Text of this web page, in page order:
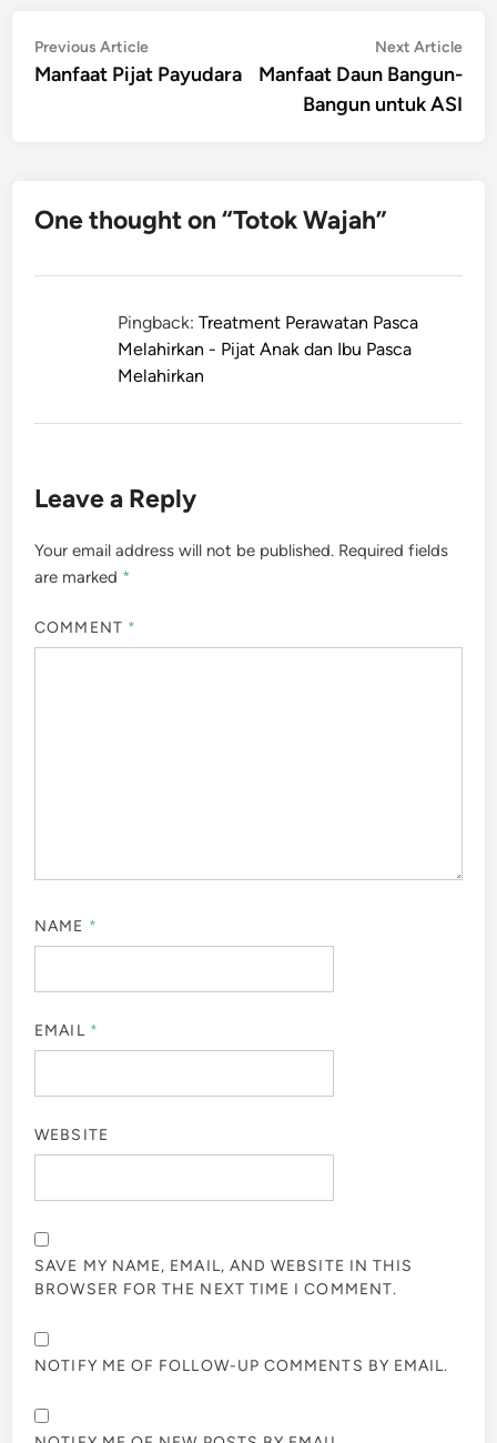
Post
navigation
Previous ArticlePrevious
article:
Manfaat Pijat Payudara
Next Article
Manfaat Daun Bangun-
Bangun untuk ASI
One thought on “Totok Wajah”
Pingback:Treatment Perawatan Pasca
Melahirkan - Pijat Anak dan Ibu Pasca
Melahirkan
Leave a Reply
Your email address will not be published. Required fields
are marked *
COMMENT *
NAME *
EMAIL *
WEBSITE
SAVE MY NAME, EMAIL, AND WEBSITE IN THIS
BROWSER FOR THE NEXT TIME I COMMENT.
NOTIFY ME OF FOLLOW-UP COMMENTS BY EMAIL.